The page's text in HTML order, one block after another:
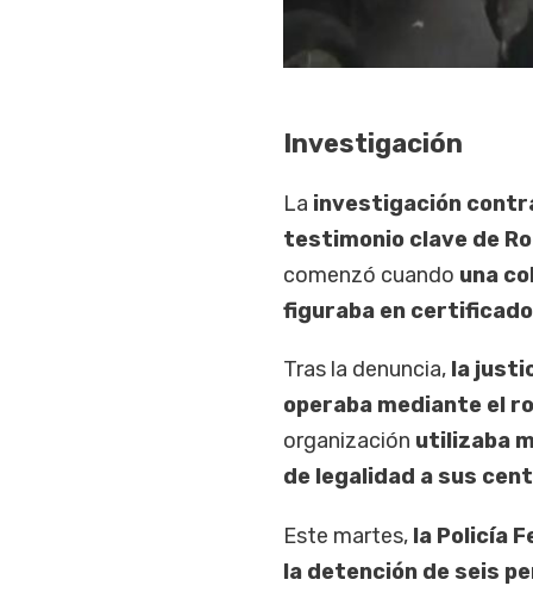
Investigación
La investigación
testimonio clave de
comenzó cuando una
figuraba en
Tras la denuncia,la
operaba mediante el
organización utilizaba
de legalidad a sus
Este martes,la Policía
la detención de seis